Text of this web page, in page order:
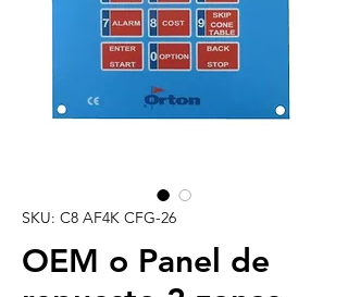
SKU: C8 AF4K CFG-26
OEM o Panel de